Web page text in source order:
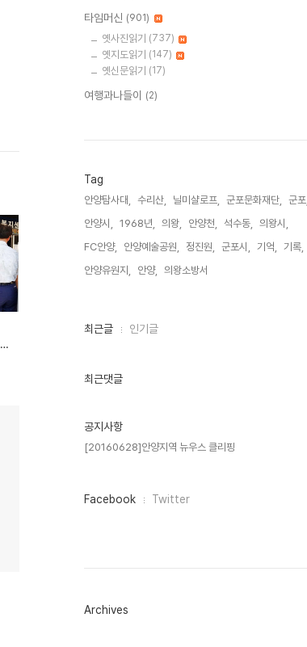
타임머신 (901)
옛사진읽기 (737)
옛지도읽기 (147)
옛신문읽기 (17)
여행과나들이 (2)
Tag
안양탐사대, 수리산, 닐미샬로프, 군포문화재단,
군포,
안양시,
1968년, 의왕, 안양천, 석수동,
의왕시,
FC안양,
안양예술공원, 정진원, 군포시, 기억,
기록,
안양유원지,
안양, 의왕소방서,
최
인
최근글 인기글
최근댓글
공지사항
[20160628]안양지역 뉴우스 클리핑
페
그
Facebook Twitter
Archives